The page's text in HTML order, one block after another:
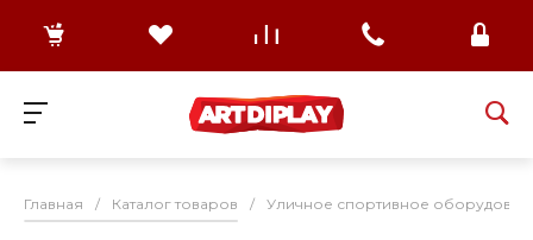
Главная / Каталог товаров / Уличное спортивное